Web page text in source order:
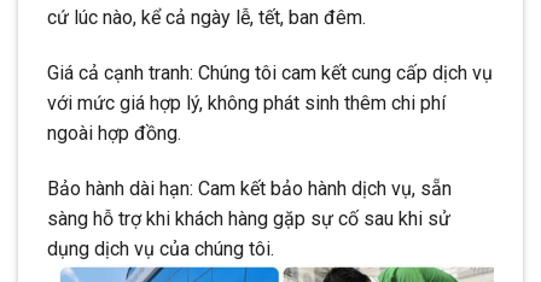
cứ lúc nào, kể cả ngày lễ, tết, ban đêm.
Giá cả cạnh tranh: Chúng tôi cam kết cung cấp dịch vụ
với mức giá hợp lý, không phát sinh thêm chi phí
ngoài hợp đồng.
Bảo hành dài hạn: Cam kết bảo hành dịch vụ, sẵn
sàng hỗ trợ khi khách hàng gặp sự cố sau khi sử
dụng dịch vụ của chúng tôi.